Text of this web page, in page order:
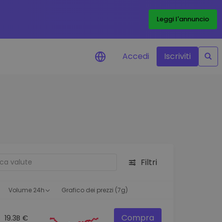
Leggi l'annuncio
utili per performance
Accedi Iscriviti
Filtri
Volume 24h Grafico dei prezzi (7g)
19.3B € Compra